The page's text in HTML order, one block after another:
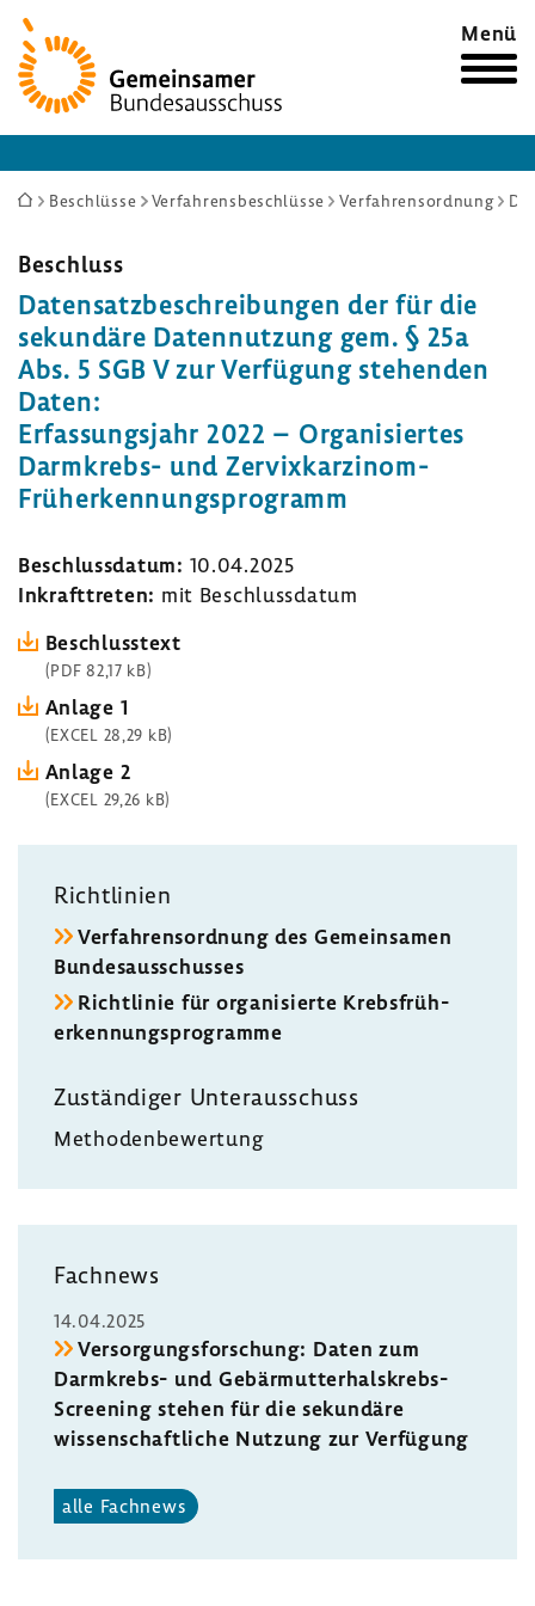
Zur
Startseite
Menü
Sie
hier:
Beschlüsse Verfahrensbeschlüsse Verfahrensordnung
Beschluss
Daten­satz­be­schrei­bungen der für die
sekun­däre Daten­nut­zung gem. § 25a
Abs. 5 SGB V zur Verfü­gung stehenden
Daten:
Erfas­sungs­jahr 2022 – Orga­ni­siertes
Darmkrebs-​ und Zervixkarzinom-​
Früherkennungsprogramm
Beschluss­datum: 10.04.2025
Inkraft­treten: mit Beschluss­datum
Beschluss­text
(PDF 82,17 kB)
Anlage 1
(EXCEL 28,29 kB)
Anlage 2
(EXCEL 29,26 kB)
Richt­li­nien
Verfah­rens­ord­nung des Gemein­samen
Bundes­aus­schusses
Richt­linie für orga­ni­sierte Krebs­früh­
erken­nungs­pro­gramme
Zustän­diger Unter­aus­schuss
Metho­den­be­wer­tung
Fach­news
14.04.2025
Versor­gungs­for­schung: Daten zum
Darmkrebs-​ und Gebärmutterhalskrebs-​
Screening stehen für die sekun­däre
wissen­schaft­liche Nutzung zur Verfü­gung
alle Fach­news